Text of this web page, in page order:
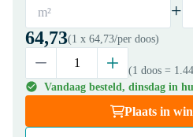
m² +
64,73(1 x 64,73/per doos)
(1 doos =
Vandaag besteld, dinsdag in
Plaats in